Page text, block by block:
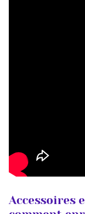
Accessoires